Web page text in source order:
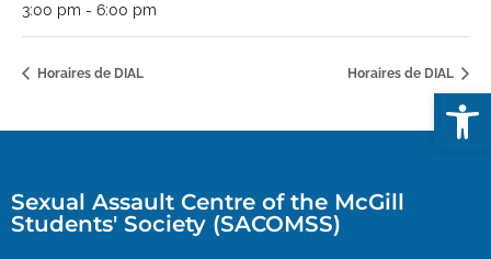
3:00 pm - 6:00 pm
Horaires de DIAL Horaires de DIAL
Sexual Assault Centre of the McGill
Students' Society (SACOMSS)